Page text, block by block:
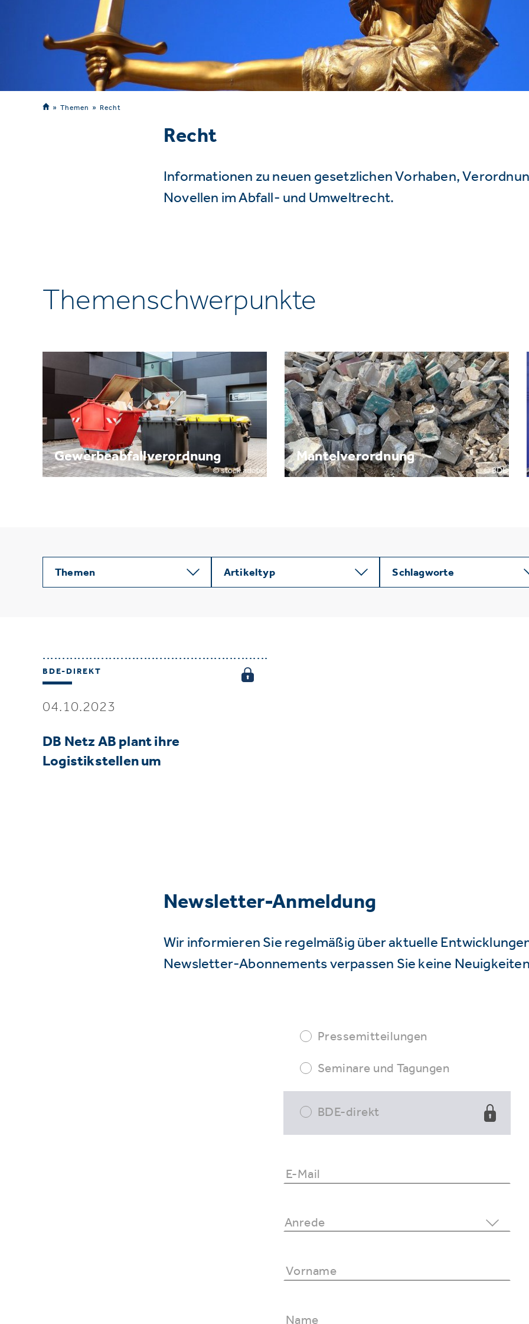
Themen Recht
Recht
Informationen zu neuen gesetzlichen Vorhaben,
Novellen im Abfall- und Umweltrecht.
Themenschwerpunkte
Gewerbeabfallverordnung Mantelverordnung
Themen Artikeltyp Schlagworte
BDE-DIREKT
04.10.2023
DB Netz AB plant ihre
Logistikstellen um
Newsletter-Anmeldung
Wir informieren Sie regelmäßig über aktuelle
Newsletter-Abonnements verpassen Sie keine
Pressemitteilungen
Seminare und Tagungen
BDE-direkt